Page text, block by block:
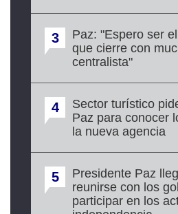
3
Paz: "Espero ser
que cierre con
centralista"
4
Sector turístico
Paz para conocer
la nueva agencia
5
Presidente Paz
reunirse con los
participar en los